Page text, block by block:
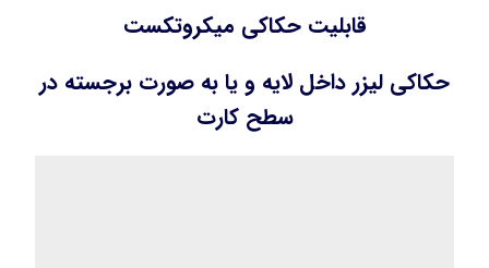
قابلیت حکاکی میکروتکست
حکاکی لیزر داخل لایه و یا به صورت برجسته در
سطح کارت